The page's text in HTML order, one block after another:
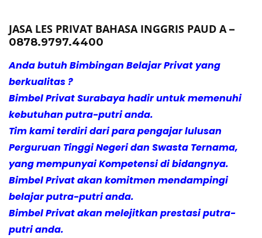
JASA LES PRIVAT BAHASA INGGRIS PAUD A–
0878.9797.4400
Anda butuh Bimbingan Belajar Privat yang
berkualitas ?
Bimbel Privat Surabaya hadir untuk memenuhi
kebutuhan putra-putri anda.
Tim kami terdiri dari para pengajar lulusan
Perguruan Tinggi Negeri dan Swasta Ternama,
yang mempunyai Kompetensi di bidangnya.
Bimbel Privat akan komitmen mendampingi
belajar putra-putri anda.
Bimbel Privat akan melejitkan prestasi putra-
putri anda.